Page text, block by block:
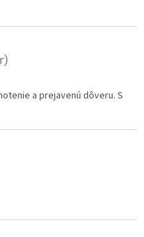
a prejavenú dôveru. S
5 hviezdičiek.